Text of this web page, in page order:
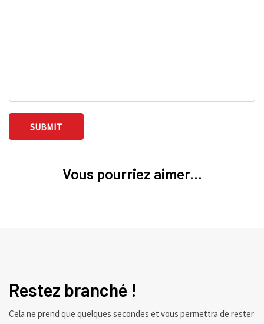
Vous pourriez aimer...
Restez branché !
Cela ne prend que quelques secondes et vous permettra de rester